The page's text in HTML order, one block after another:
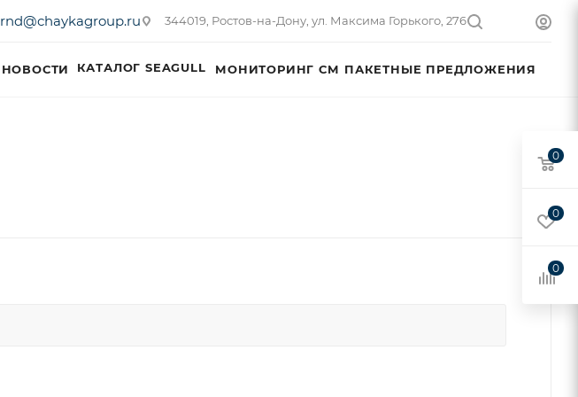
rnd@chaykagroup.ru 344019, Ростов-на-Дону, ул. Максима Горького, 276
НОВОСТИ КАТАЛОГ SEAGULL МОНИТОРИНГ СМ ПАКЕТНЫЕ ПРЕДЛОЖЕНИЯ
0
0
0